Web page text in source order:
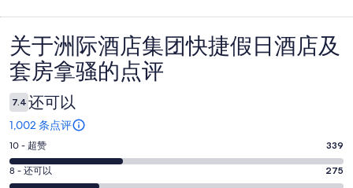
点
评
关于洲际酒店集团快捷假日酒店及
套房拿骚的点评
7.4 还可以
1,002 条点评
10
分
-
10 - 超赞 339
8
8 - 还可以 275